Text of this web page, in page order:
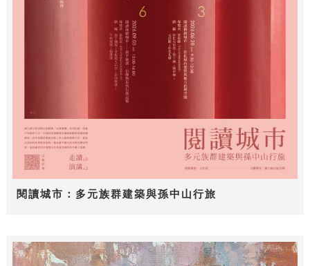
閱讀城市：多元族群建築與孫中山行旅